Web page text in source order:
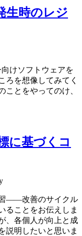
生時のレジ
向けソフトウェアを
ろを想像してみてく
ことをやってのけ、
に基づくコ
——改善のサイクル
ることをお伝えしま
、各個人が向上と成
説明したいと思いま